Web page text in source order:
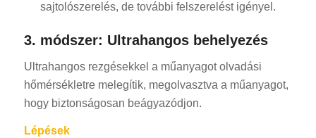
sajtolószerelés, de további felszerelést igényel.
3. módszer: Ultrahangos behelyezés
Ultrahangos rezgésekkel a műanyagot olvadási
hőmérsékletre melegítik, megolvasztva a műanyagot,
hogy biztonságosan beágyazódjon.
Lépések